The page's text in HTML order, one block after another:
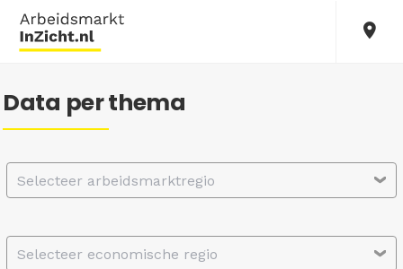
Data per thema
Selecteer arbeidsmarktregio
Selecteer economische regio